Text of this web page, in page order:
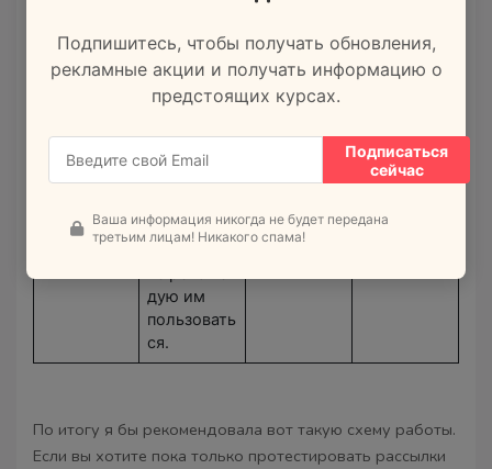
несмотря
на его
наличие
в списке
приложени
й
для создан
рассылок,
дую им
пользовать
ся.
По итогу я бы рекомендовала вот такую схему работы.
Если вы хотите пока только протестировать рассылки
Подпишитесь, чтобы получать обновления,
рекламные акции и получать информацию о
предстоящих курсах.
Подписаться
сейчас
Ваша информация никогда не будет передана
третьим лицам! Никакого спама!